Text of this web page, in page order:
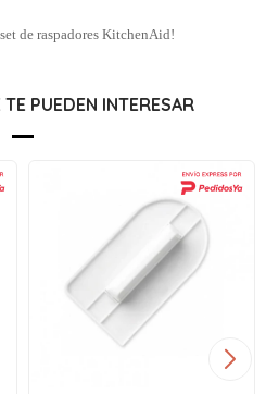
de raspadores KitchenAid!
PUEDEN INTERESAR